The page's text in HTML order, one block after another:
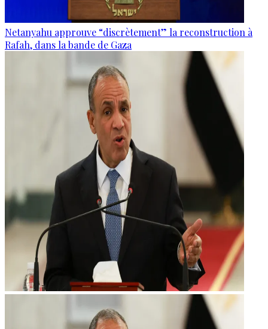
Netanyahu approuve “discrètement” la reconstruction à
Rafah, dans la bande de Gaza